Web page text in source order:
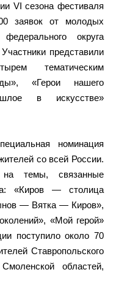
VI сезона фестиваля
заявок от молодых
округа
представили
тематическим
«Герои нашего
в искусстве»
номинация
со всей России.
на темы, связанные
«Киров — столица
— Вятка — Киров»,
«Мой герой»
поступило около 70
Ставропольского
областей,